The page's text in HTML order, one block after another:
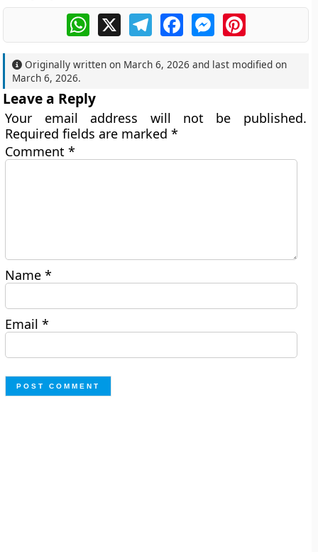
WhatsApp
X TelegramFacebookMessengerPinterest
Originally written on March 6, 2026 and last modified on
March 6, 2026.
Leave a Reply
Your email address will not be published.
Required fields are marked*
Comment*
Name*
Email*